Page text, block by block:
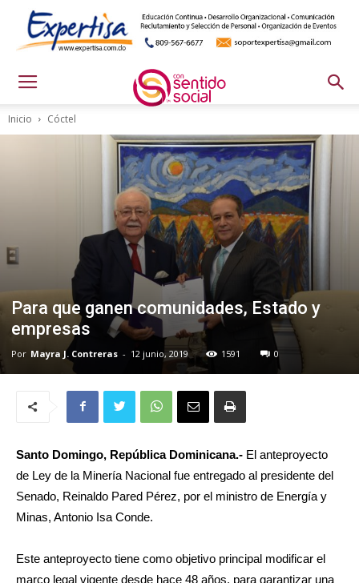
Inicio Cóctel
Para que ganen comunidades, Estado y
empresas
Por Mayra J. Contreras - 12 junio, 2019 1591 0
Santo Domingo, República Dominicana.- El anteproyecto
de Ley de la Minería Nacional fue entregado al presidente del
Senado, Reinaldo Pared Pérez, por el ministro de Energía y
Minas, Antonio Isa Conde.
Este anteproyecto tiene como objetivo principal modificar el
marco legal vigente desde hace 48 años, para garantizar una